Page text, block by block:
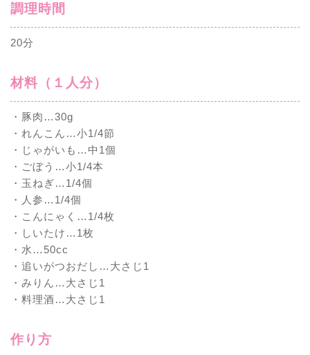
調理時間
20分
材料（１人分）
・豚肉…30g
・れんこん…小1/4節
・じゃがいも…中1個
・ごぼう…小1/4本
・玉ねぎ…1/4個
・人参…1/4個
・こんにゃく…1/4枚
・しいたけ…1枚
・水…50cc
・追いがつおだし…大さじ1
・みりん…大さじ1
・料理酒…大さじ1
作り方